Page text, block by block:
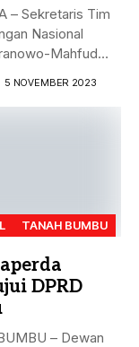
– Sekretaris Tim
Nasional
Mahfud
5 NOVEMBER 2023
TANAH BUMBU
DPRD
– Dewan